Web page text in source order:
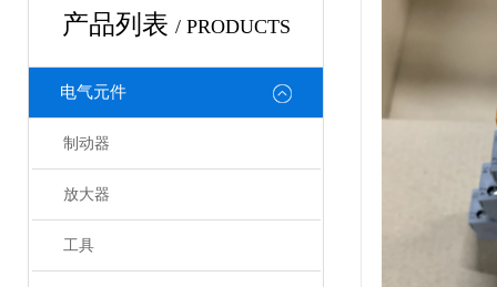
产品列表 / PRODUCTS
电气元件
制动器
放大器
工具